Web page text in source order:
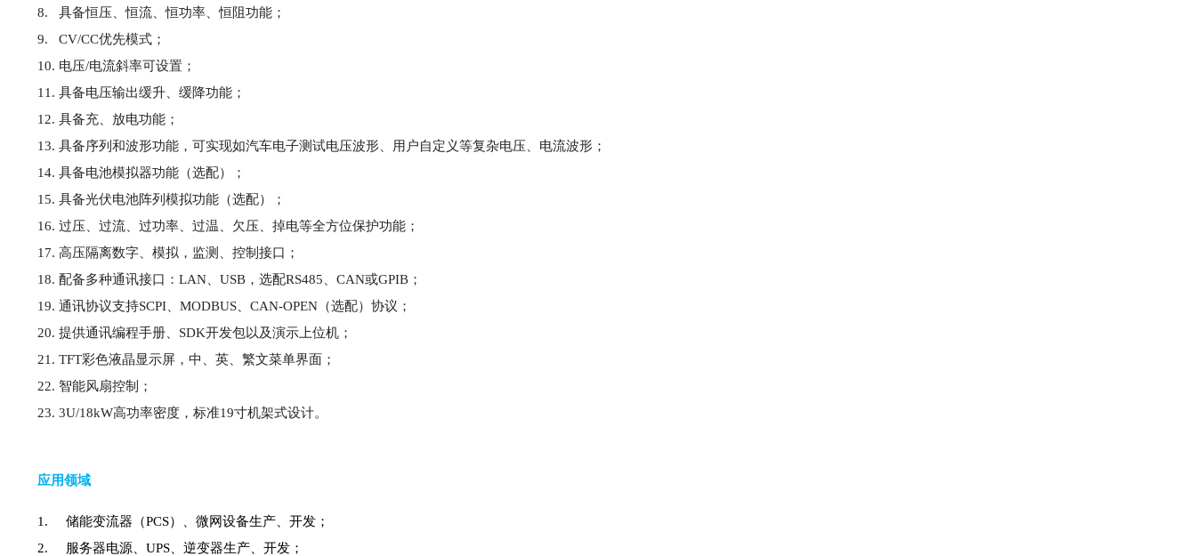
8.
具备恒压、恒流、恒功率、恒阻功能；
9.
CV/CC优先模式；
10. 电压/电流斜率可设置；
11. 具备电压输出缓升、缓降功能；
12. 具备充、放电功能；
13. 具备序列和波形功能，可实现如汽车电子测试电压波形、用户自定义等复杂电压、电流波形；
14. 具备电池模拟器功能（选配）；
15. 具备光伏电池阵列模拟功能（选配）；
16. 过压、过流、过功率、过温、欠压、掉电等全方位保护功能；
17. 高压隔离数字、模拟，监测、控制接口；
18. 配备多种通讯接口：LAN、USB，选配RS485、CAN或GPIB；
19. 通讯协议支持SCPI、MODBUS、CAN-OPEN（选配）协议；
20. 提供通讯编程手册、SDK开发包以及演示上位机；
21. TFT彩色液晶显示屏，中、英、繁文菜单界面；
22. 智能风扇控制；
23. 3U/18kW高功率密度，标准19寸机架式设计。
应用领域
1. 储能变流器（PCS）、微网设备生产、开发；
2.
服务器电源、 UPS、逆变器生产、开发；